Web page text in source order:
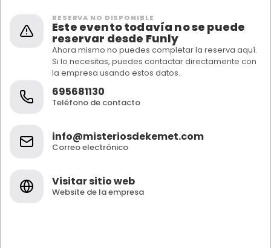
RESERVA NO DISPONIBLE
Este evento todavía no se puede
reservar desde Funly
Ahora mismo no puedes completar la reserva aquí.
Si lo necesitas, puedes contactar directamente con
la empresa usando estos datos.
695681130
Teléfono de contacto
info@misteriosdekemet.com
Correo electrónico
Visitar sitio web
Website de la empresa